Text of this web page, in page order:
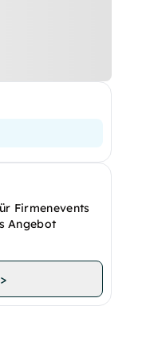
Firmenevents
Angebot
>